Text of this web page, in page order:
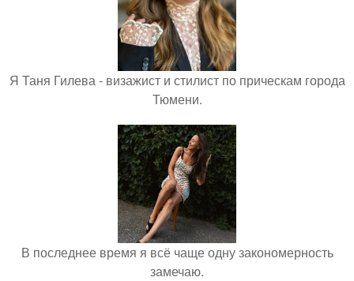
Я Таня Гилева - визажист и стилист по прическам города
Тюмени.
В последнее время я всё чаще одну закономерность
замечаю.